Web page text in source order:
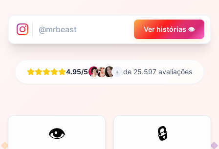
Ver histórias 👁️
4.95/5 + de 25.597 avaliações
👁️ 🔒